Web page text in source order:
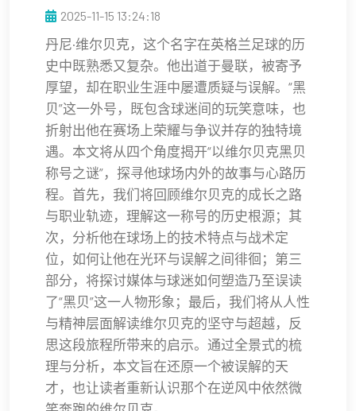
2025-11-15 13:24:18
丹尼·维尔贝克，这个名字在英格兰足球的历
史中既熟悉又复杂。他出道于曼联，被寄予
厚望，却在职业生涯中屡遭质疑与误解。“黑
贝”这一外号，既包含球迷间的玩笑意味，也
折射出他在赛场上荣耀与争议并存的独特境
遇。本文将从四个角度揭开“以维尔贝克黑贝
称号之谜”，探寻他球场内外的故事与心路历
程。首先，我们将回顾维尔贝克的成长之路
与职业轨迹，理解这一称号的历史根源；其
次，分析他在球场上的技术特点与战术定
位，如何让他在光环与误解之间徘徊；第三
部分，将探讨媒体与球迷如何塑造乃至误读
了“黑贝”这一人物形象；最后，我们将从人性
与精神层面解读维尔贝克的坚守与超越，反
思这段旅程所带来的启示。通过全景式的梳
理与分析，本文旨在还原一个被误解的天
才，也让读者重新认识那个在逆风中依然微